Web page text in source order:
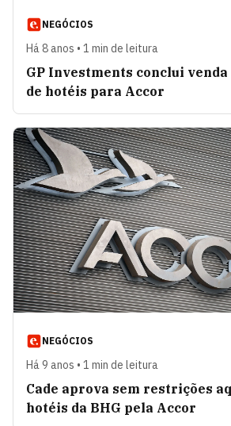
NEGÓCIOS
Há 8 anos • 1 min de leitura
GP Investments conclui venda
de hotéis para Accor
NEGÓCIOS
Há 9 anos • 1 min de leitura
Cade aprova sem restrições
hotéis da BHG pela Accor